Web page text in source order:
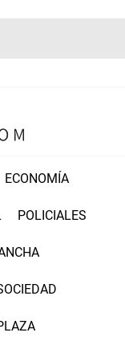
ECONOMÍA
POLICIALES